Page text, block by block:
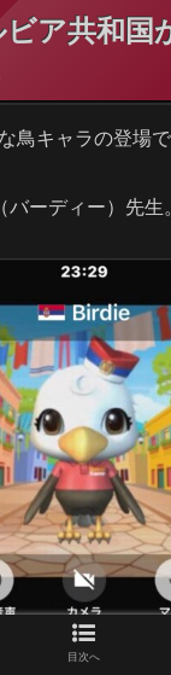
ア共和国
鳥キャラの登場で
ーディー）先生
目次へ